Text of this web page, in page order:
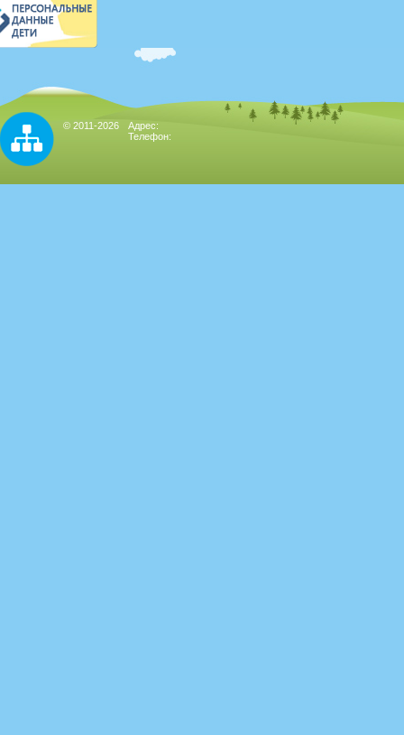
© 2011-2026
Адрес:
Телефон: